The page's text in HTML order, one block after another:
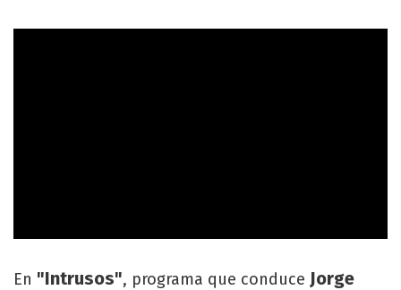
En "Intrusos", programa que conduce Jorge